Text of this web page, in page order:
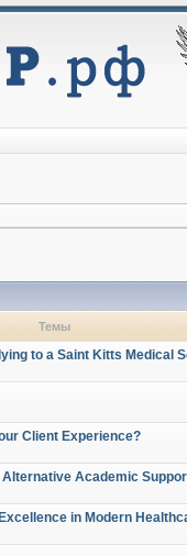
Темы
to a Saint Kitts Medical
Client Experience?
Academic
in Modern